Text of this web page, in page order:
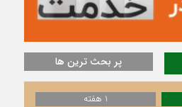
پر بحث ترین ها
1 هفته